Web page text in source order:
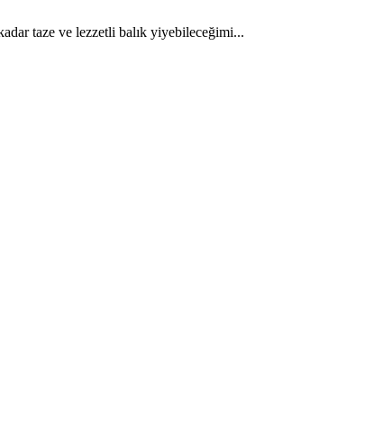
taze ve lezzetli balık yiyebileceğimi...